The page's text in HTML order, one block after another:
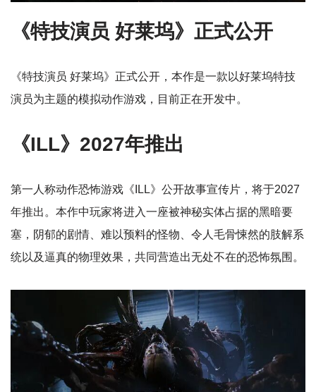
《特技演员 好莱坞》正式公开
《特技演员 好莱坞》正式公开，本作是一款以好莱坞特技
演员为主题的模拟动作游戏，目前正在开发中。
《ILL》2027年推出
第一人称动作恐怖游戏《ILL》公开故事宣传片，将于2027
年推出。本作中玩家将进入一座被神秘实体占据的黑暗要
塞，阴郁的剧情、难以预料的怪物、令人毛骨悚然的肢解系
统以及逼真的物理效果，共同营造出无处不在的恐怖氛围。